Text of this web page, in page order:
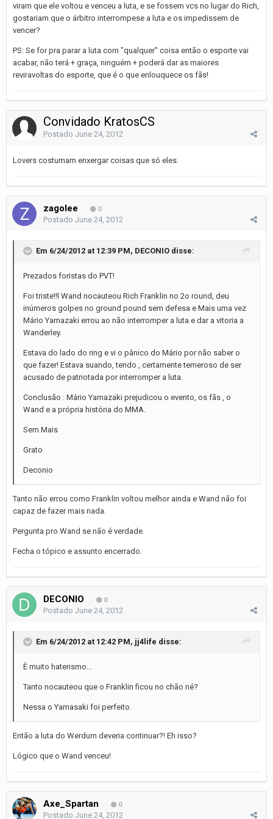
viram que ele voltou e venceu a luta, e se fossem vcs no lugar do Rich,
gostariam que o árbitro interrompese a luta e os impedissem de
vencer?
PS: Se for pra parar a luta com "qualquer" coisa então o esporte vai
acabar, não terá + graça, ninguém + poderá dar as maiores
reviravoltas do esporte, que é o que enlouquece os fãs!
Convidado KratosCS
Postado June 24, 2012
Lovers costumam enxergar coisas que só eles.
zagolee 0
Postado June 24, 2012
Em 6/24/2012 at 12:39 PM, DECONIO disse:
Prezados foristas do PVT!
Foi triste!!l Wand nocauteou Rich Franklin no 2o round, deu
inúmeros golpes no ground pound sem defesa e Mais uma vez
Mário Yamazaki errou ao não interromper a luta e dar a vitoria a
Wanderley.
Estava do lado do ring e vi o pânico do Mário por não saber o
que fazer! Estava suando, tendo , certamente temeroso de ser
acusado de patriotada por interromper a luta.
Conclusão : Mário Yamazaki prejudicou o evento, os fãs , o
Wand e a própria história do MMA.
Sem Mais
Grato
Deconio
Tanto não errou como Franklin voltou melhor ainda e Wand não foi
capaz de fazer mais nada.
Pergunta pro Wand se não é verdade.
Fecha o tópico e assunto encerrado.
DECONIO 0
Postado June 24, 2012
Em 6/24/2012 at 12:42 PM, jj4life disse:
È muito haterismo...
Tanto nocauteou que o Franklin ficou no chão né?
Nessa o Yamasaki foi perfeito.
Então a luta do Werdum deveria continuar?! Eh isso?
Lógico que o Wand venceu!
Axe_Spartan 0
Postado June 24, 2012